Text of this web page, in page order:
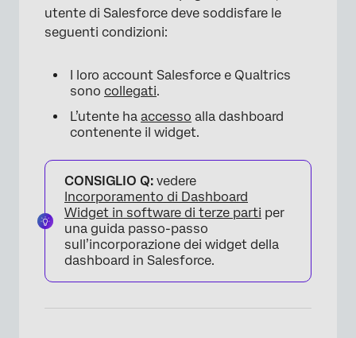
×
×
utente di Salesforce deve soddisfare le
seguenti condizioni:
I loro account Salesforce e Qualtrics
sono collegati.
L’utente ha accesso alla dashboard
contenente il widget.
CONSIGLIO Q: vedere
Incorporamento di Dashboard
Widget in software di terze parti per
una guida passo-passo
sull’incorporazione dei widget della
dashboard in Salesforce.